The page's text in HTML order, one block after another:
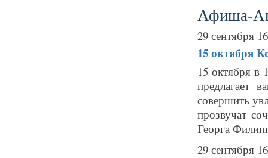
Афиша-
29 сентября
15 октября
15 октября в
предлагает
совершить
прозвучат
Георга
29 сентября